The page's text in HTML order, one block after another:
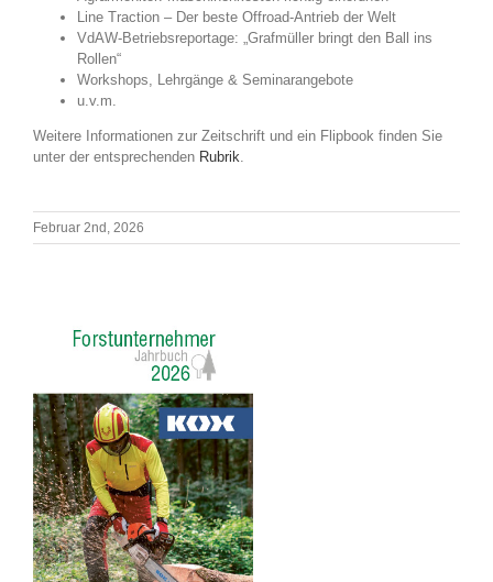
Line Traction – Der beste Offroad-Antrieb der Welt
VdAW-Betriebsreportage: „Grafmüller bringt den Ball ins
Rollen“
Workshops, Lehrgänge & Seminarangebote
u.v.m.
Weitere Informationen zur Zeitschrift und ein Flipbook finden Sie
unter der entsprechenden Rubrik
Februar 2nd, 2026